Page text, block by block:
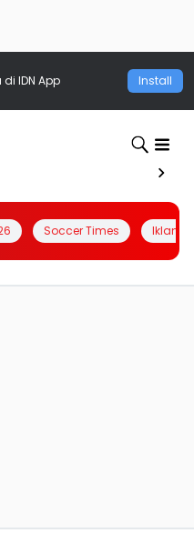
IDN App Install
Soccer Times Iklanin